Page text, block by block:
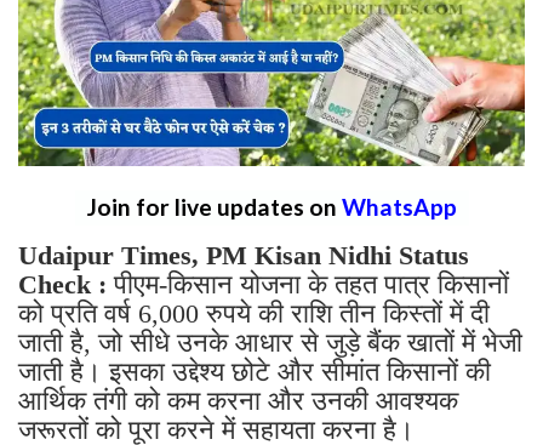
Join for live updates on WhatsApp
Udaipur Times, PM Kisan Nidhi Status
Check :पीएम-किसान योजना के तहत पात्र किसानों
को प्रति वर्ष 6,000 रुपये की राशि तीन किस्तों में दी
जाती है, जो सीधे उनके आधार से जुड़े बैंक खातों में भेजी
जाती है। इसका उद्देश्य छोटे और सीमांत किसानों की
आर्थिक तंगी को कम करना और उनकी आवश्यक
जरूरतों को पूरा करने में सहायता करना है।